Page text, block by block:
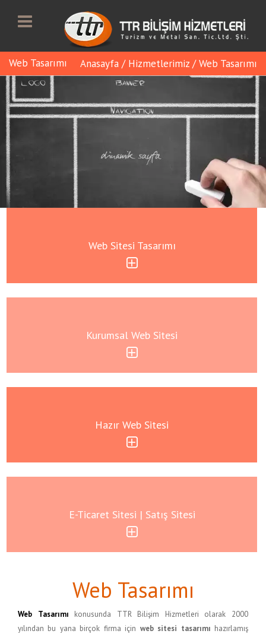
Web Tasarımı Anasayfa / Hizmetlerimiz / Web Tasarımı
Web Sitesi Tasarımı
Kurumsal Web Sitesi
Hazır Web Sitesi
E-Ticaret Sitesi | Satış Sitesi
Web Tasarımı
Web Tasarımı konusunda TTR Bilişim Hizmetleri olarak 2000
yılından bu yana birçok firma için web sitesi tasarımı hazırlamış